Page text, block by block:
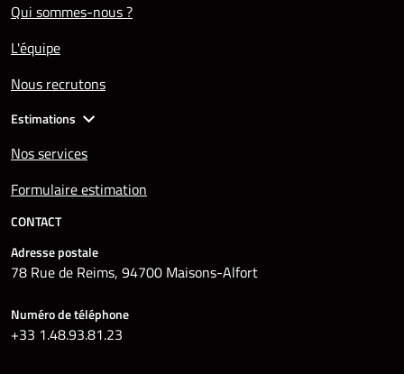
Qui sommes-nous ?
L'équipe
Nous recrutons
Estimations
Nos services
Formulaire estimation
CONTACT
Adresse postale
78 Rue de Reims, 94700 Maisons-Alfort
Numéro de téléphone
+33 1.48.93.81.23